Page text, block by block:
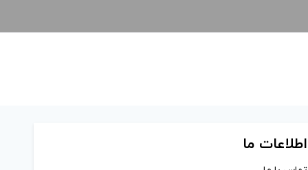
اطلاعات ما